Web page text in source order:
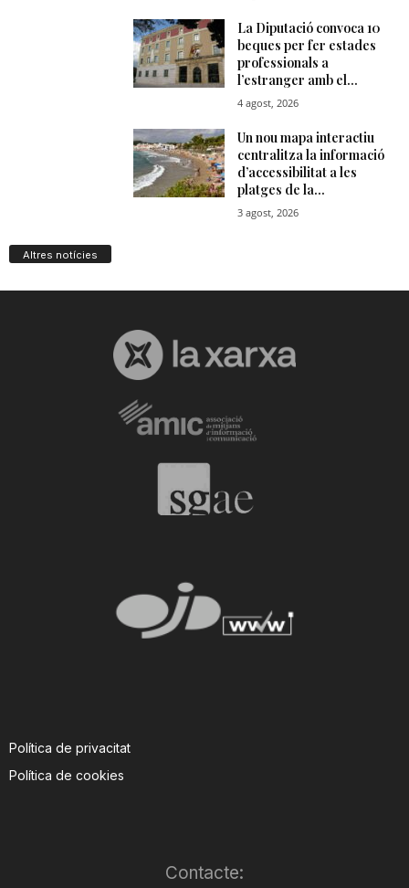
Altres notícies
Política de privacitat
Política de cookies
Contacte: